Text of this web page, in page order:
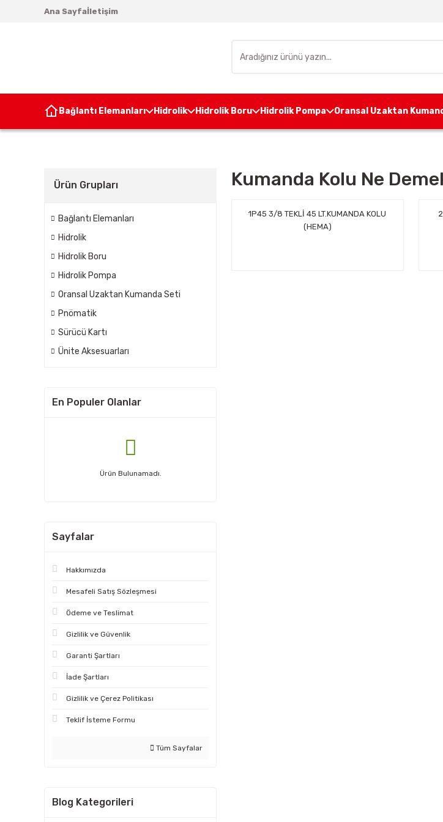
Ana Sayfaİletişim
Bağlantı Elemanları Hidrolik Hidrolik Boru Hidrolik Pompa Oransal Uzaktan
Ürün Grupları
Bağlantı Elemanları
Hidrolik
Hidrolik Boru
Hidrolik Pompa
Oransal Uzaktan Kumanda Seti
Pnömatik
Sürücü Kartı
Ünite Aksesuarları
En Populer Olanlar
Ürün Bulunamadı.
Sayfalar
Hakkımızda
Mesafeli Satış Sözleşmesi
Ödeme ve Teslimat
Gizlilik ve Güvenlik
Garanti Şartları
İade Şartları
Gizlilik ve Çerez Politikası
Teklif İsteme Formu
Tüm Sayfalar
Blog Kategorileri
Kumanda Kolu Ne
1P45 3/8 TEKLİ 45 LT.KUMANDA KOLU
(HEMA)